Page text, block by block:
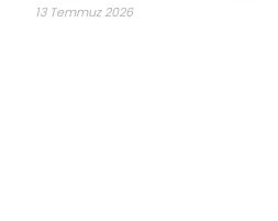
13 Temmuz 2026